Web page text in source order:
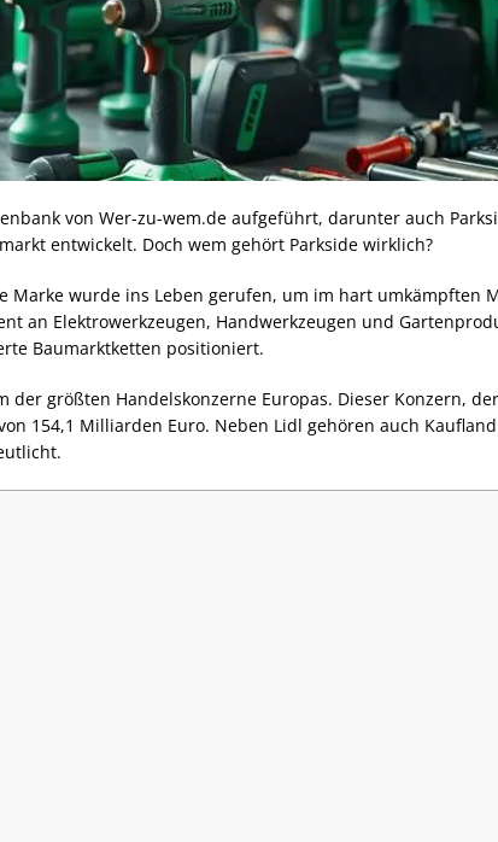
von Wer-zu-wem.de aufgeführt, darunter auch
entwickelt. Doch wem gehört Parkside wirklich?
Marke wurde ins Leben gerufen, um im hart umkämpften
an Elektrowerkzeugen, Handwerkzeugen und
Baumarktketten positioniert.
der größten Handelskonzerne Europas. Dieser Konzern,
154,1 Milliarden Euro. Neben Lidl gehören auch